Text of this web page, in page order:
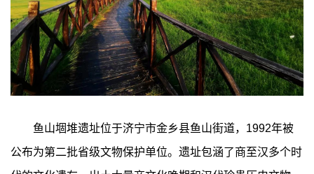
鱼山堌堆遗址位于济宁市金乡县鱼山街道，1992年被
公布为第二批省级文物保护单位。遗址包涵了商至汉多个时